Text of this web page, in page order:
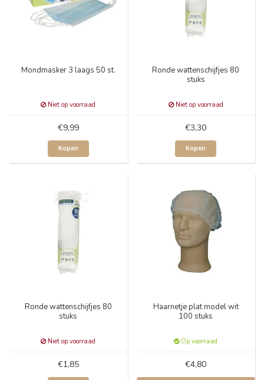
Mondmasker 3 laags 50 st.
Niet op voorraad
€9,99
Kopen
Ronde wattenschijfjes 80
stuks
Niet op voorraad
€3,30
Kopen
Ronde wattenschijfjes 80
stuks
Niet op voorraad
€1,85
Haarnetje plat model wit
100 stuks
Op voorraad
€4,80